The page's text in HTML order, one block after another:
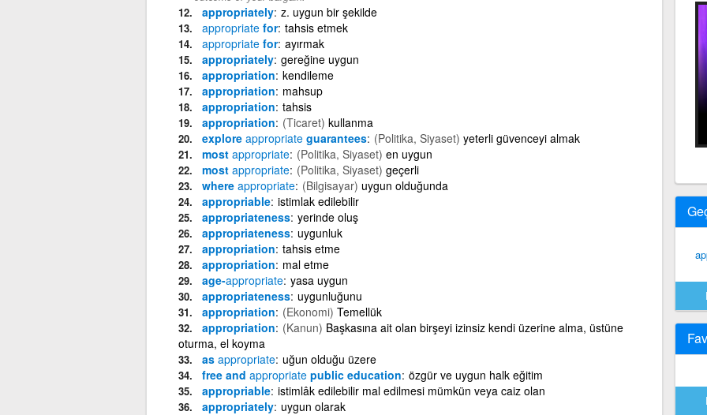
appropriately z. uygun bir şekilde
appropriatefor tahsis etmek
appropriatefor ayırmak
appropriately gereğine uygun
appropriation kendileme
appropriation mahsup
appropriation tahsis
appropriation (Ticaret) kullanma
explore appropriateguarantees (Politika, Siyaset) yeterli güvenceyi almak
most appropriate (Politika, Siyaset) en uygun
most appropriate (Politika, Siyaset) geçerli
where appropriate (Bilgisayar) uygun olduğunda
appropriable istimlak edilebilir
appropriateness yerinde oluş
appropriateness uygunluk
appropriation tahsis etme
appropriation mal etme
age-appropriate yasa uygun
appropriateness uygunluğunu
appropriation (Ekonomi) Temellük
appropriation (Kanun) Başkasına ait olan birşeyi izinsiz kendi üzerine alma, üstüne
oturma, el koyma
as appropriate uğun olduğu üzere
free and appropriatepublic education özgür ve uygun halk eğitim
appropriable istimlâk edilebilir mal edilmesi mümkün veya caiz olan
appropriately uygun olarak